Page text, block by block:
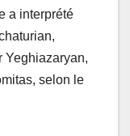
a interprété
Yeghiazaryan,
selon le